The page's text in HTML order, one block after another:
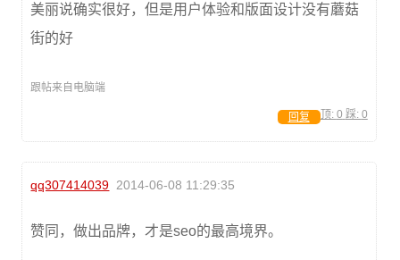
美丽说确实很好，但是用户体验和版面设计没有蘑菇
街的好
跟帖来自电脑端
顶: 0 踩: 0
回复
qq307414039 2014-06-08 11:29:35
赞同，做出品牌，才是seo的最高境界。